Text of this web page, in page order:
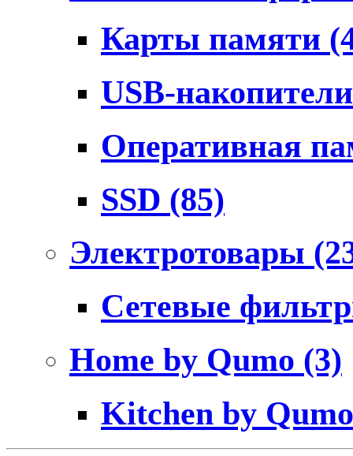
Карты памяти
USB-
Оперативная
SSD (85)
Электротовары
Сетевые
Home by Qumo (3)
Kitchen by